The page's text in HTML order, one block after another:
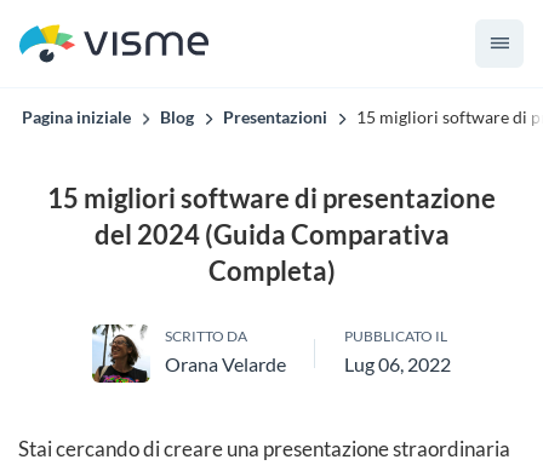
Pagina iniziale Blog Presentazioni 15 migliori software di
15 migliori software di presentazione
del 2024 (Guida Comparativa
Completa)
SCRITTO DA
Orana Velarde
PUBBLICATO IL
Lug 06, 2022
Stai cercando di creare una presentazione straordinaria